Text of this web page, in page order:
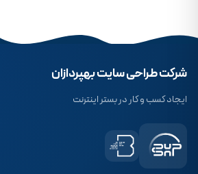
شرکت طراحی سایت بهپردازان
ایجاد کسب و کار در بستر اینترنت